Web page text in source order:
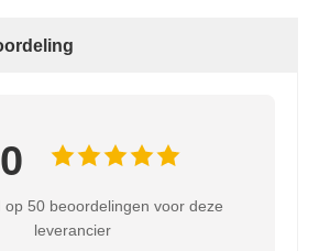
op 50 beoordelingen voor deze
leverancier